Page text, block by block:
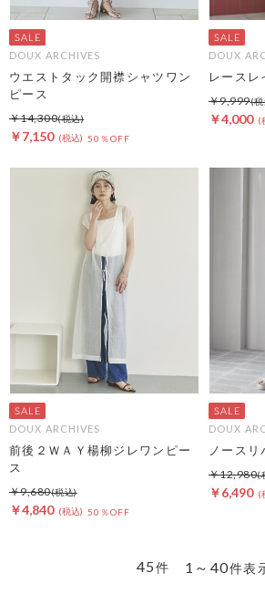
DOUX ARCHIVES
ウエストタック開襟シャツワン
ピース
￥7,150 50％OFF
￥14,300
DOUX
レースレ
￥4,000
￥9,999
DOUX ARCHIVES
前後２ＷＡＹ楊柳ジレワンピー
ス
￥4,840 50％OFF
￥9,680
DOUX
ノース
￥6,490
￥12,980
1～40件表
45件